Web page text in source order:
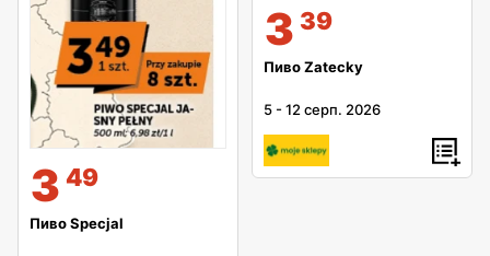
3 49
Пиво Specjal
3 39
Пиво Zatecky
5 -12 серп. 2026